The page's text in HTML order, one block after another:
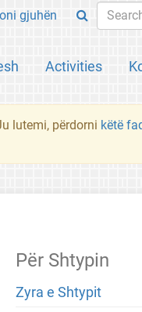
Activities
gjuhën
lutemi, përdorni këtë
Për Shtypin
Zyra e Shtypit